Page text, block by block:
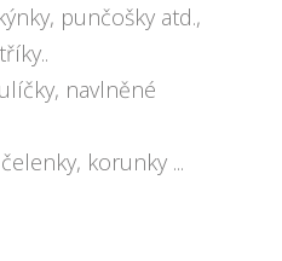
punčošky atd.,
navlněné
korunky ...